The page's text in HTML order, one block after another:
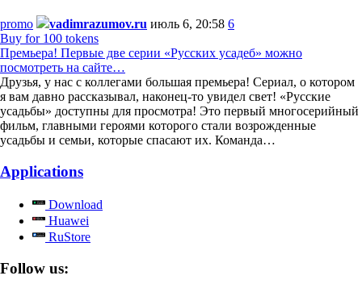
promo vadimrazumov.ru июль 6, 20:58 6
Buy for 100 tokens
Премьера! Первые две серии «Русских усадеб» можно
посмотреть на сайте…
Друзья, у нас с коллегами большая премьера! Сериал, о котором
я вам давно рассказывал, наконец-то увидел свет! «Русские
усадьбы» доступны для просмотра! Это первый многосерийный
фильм, главными героями которого стали возрожденные
усадьбы и семьи, которые спасают их. Команда…
Applications
Download
Huawei
RuStore
Follow us: